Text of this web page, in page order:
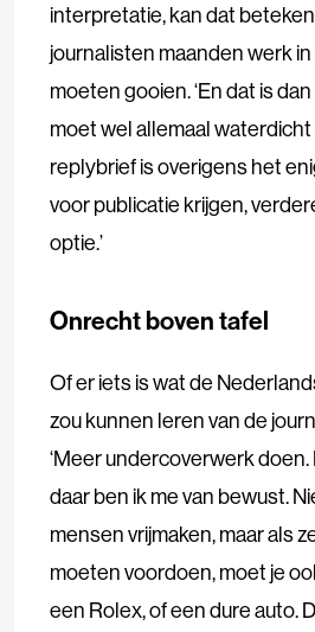
interpretatie, kan dat
journalisten maanden werk
moeten gooien. ‘En dat is
moet wel allemaal
replybrief is overigens het
voor publicatie krijgen,
optie.’
Onrecht boven tafel
Of er iets is wat de
zou kunnen leren van de
‘Meer undercoverwerk
daar ben ik me van bewust.
mensen vrijmaken, maar als
moeten voordoen, moet je
een Rolex, of een dure auto.